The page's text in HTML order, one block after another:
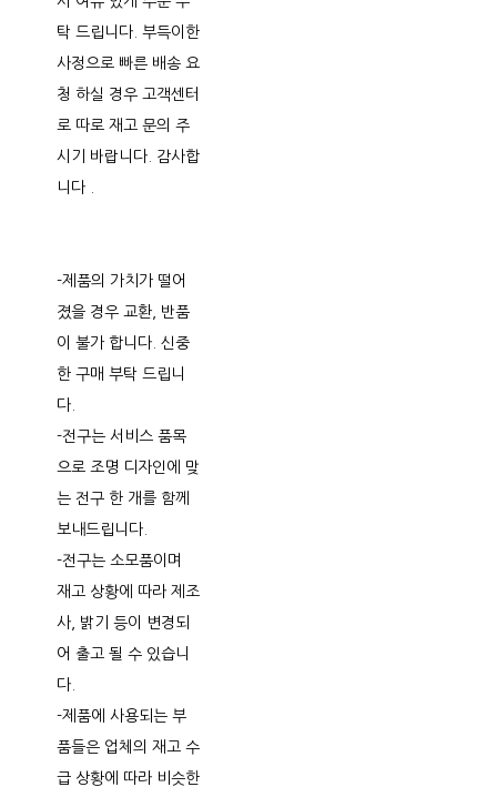
탁 드립니다. 부득이한
사정으로 빠른 배송 요
청 하실 경우 고객센터
로 따로 재고 문의 주
시기 바랍니다. 감사합
니다 .
-제품의 가치가 떨어
졌을 경우 교환, 반품
이 불가 합니다. 신중
한 구매 부탁 드립니
다.
-전구는 서비스 품목
으로 조명 디자인에 맞
는 전구 한 개를 함께
보내드립니다.
-전구는 소모품이며
재고 상황에 따라 제조
사, 밝기 등이 변경되
어 출고 될 수 있습니
다.
-제품에 사용되는 부
품들은 업체의 재고 수
급 상황에 따라 비슷한